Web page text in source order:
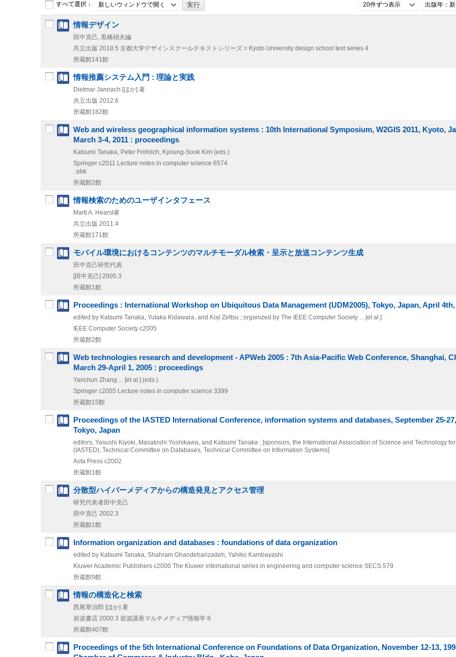
すべて選択： 新しいウィンドウで開く 20件ずつ表示 出版年：
情報デザイン
田中克己, 黒橋禎夫編
共立出版 2018.5 京都大学デザインスクールテキストシリーズ = Kyoto University design school text series 4
所蔵館141館
情報推薦システム入門 : 理論と実践
Dietmar Jannach [ほか] 著
共立出版 2012.6
所蔵館182館
Web and wireless geographical information systems : 10th International Symposium, W2GIS 2011, Kyoto,
March 3-4, 2011 : proceedings
Katsumi Tanaka, Peter Fröhlich, Kyoung-Sook Kim (eds.)
Springer c2011 Lecture notes in computer science 6574
: pbk
所蔵館2館
情報検索のためのユーザインタフェース
Marti A. Hearst著
共立出版 2011.4
所蔵館171館
モバイル環境におけるコンテンツのマルチモーダル検索・呈示と放送コンテンツ生成
田中克己研究代表
[田中克己] 2005.3
所蔵館1館
Proceedings : International Workshop on Ubiquitous Data Management (UDM2005), Tokyo, Japan, April 4th,
edited by Katsumi Tanaka, Yutaka Kidawara, and Koji Zettsu ; organized by The IEEE Computer Society ... [et al.]
IEEE Computer Society c2005
所蔵館2館
Web technologies research and development - APWeb 2005 : 7th Asia-Pacific Web Conference, Shanghai,
March 29-April 1, 2005 : proceedings
Yanchun Zhang ... [et al.] (eds.)
Springer c2005 Lecture notes in computer science 3399
所蔵館15館
Proceedings of the IASTED International Conference, information systems and databases, September 25-
Tokyo, Japan
editors, Yasushi Kiyoki, Masatoshi Yoshikawa, and Katsumi Tanaka ; [sponsors, the International Association of Science and Technology
(IASTED), Technical Committee on Databases, Technical Committee on Information Systems]
Acta Press c2002
所蔵館1館
分散型ハイパーメディアからの構造発見とアクセス管理
研究代表者田中克己
田中克己 2002.3
所蔵館1館
Information organization and databases : foundations of data organization
edited by Katsumi Tanaka, Shahram Ghandeharizadeh, Yahiko Kambayashi
Kluwer Academic Publishers c2000 The Kluwer international series in engineering and computer science SECS 579
所蔵館9館
情報の構造化と検索
西尾章治郎 [ほか] 著
岩波書店 2000.3 岩波講座マルチメディア情報学 8
所蔵館407館
Proceedings of the 5th International Conference on Foundations of Data Organization, November 12-13,